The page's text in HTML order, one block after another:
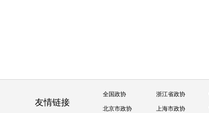
友情链接
全国政协 浙江省政协
北京市政协 上海市政协